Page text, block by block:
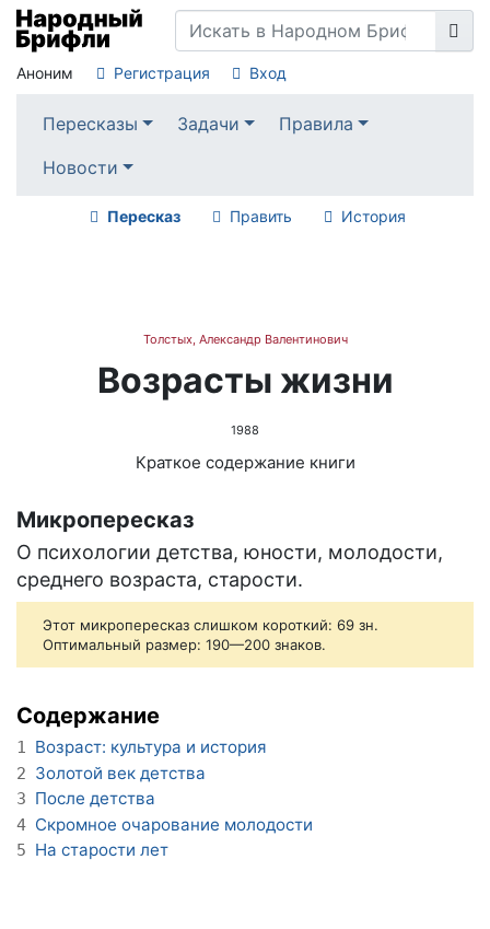
Аноним Регистрация Вход
Пересказы Задачи
Правила
Новости
Пересказ Править История
Толстых, Александр Валентинович
Возрасты жизни
1988
Краткое содержание книги
Микропересказ
О психологии детства, юности, молодости,
среднего возраста, старости.
Этот микропересказ слишком короткий: 69 зн.
Оптимальный размер: 190—200 знаков.
Содержание
1 Возраст: культура и история
2 Золотой век детства
3 После детства
4 Скромное очарование молодости
5 На старости лет